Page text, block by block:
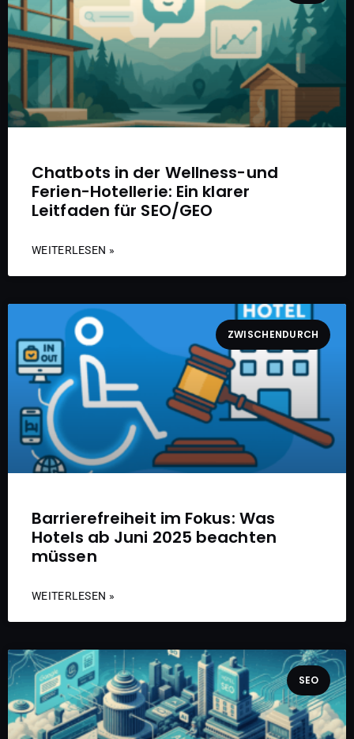
Chatbots in der Wellness-und
Ferien-Hotellerie: Ein klarer
Leitfaden für SEO/GEO
WEITERLESEN »
ZWISCHENDURCH
Barrierefreiheit im Fokus: Was
Hotels ab Juni 2025 beachten
müssen
WEITERLESEN »
SEO